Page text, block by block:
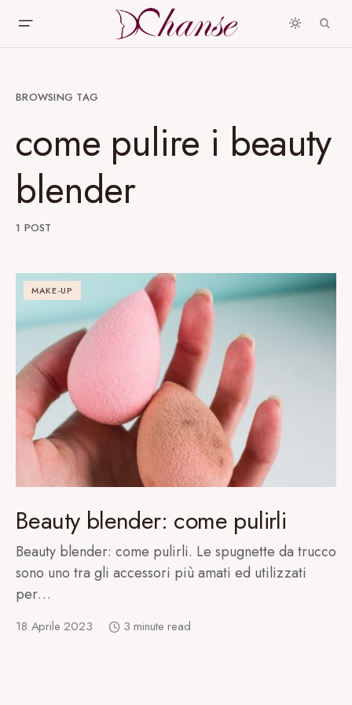
BROWSING TAG
come pulire i beauty
blender
1 POST
MAKE-UP
Beauty blender: come pulirli
Beauty blender: come pulirli. Le spugnette da trucco
sono uno tra gli accessori più amati ed utilizzati
per…
18 Aprile 2023 3 minute read